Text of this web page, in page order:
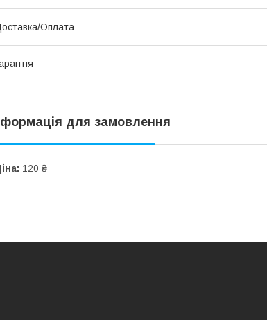
Оплата
для замовлення
120 ₴